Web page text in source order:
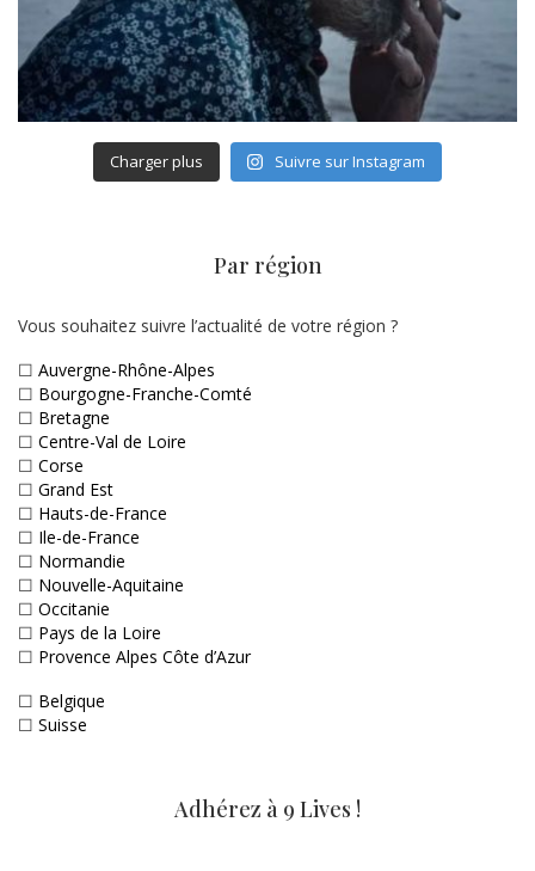
Charger plus Suivre sur Instagram
Par région
Vous souhaitez suivre l’actualité de votre région ?
☐ Auvergne-Rhône-Alpes
☐ Bourgogne-Franche-Comté
☐ Bretagne
☐ Centre-Val de Loire
☐ Corse
☐ Grand Est
☐ Hauts-de-France
☐ Ile-de-France
☐ Normandie
☐ Nouvelle-Aquitaine
☐ Occitanie
☐ Pays de la Loire
☐ Provence Alpes Côte d’Azur
☐ Belgique
☐ Suisse
Adhérez à 9 Lives !